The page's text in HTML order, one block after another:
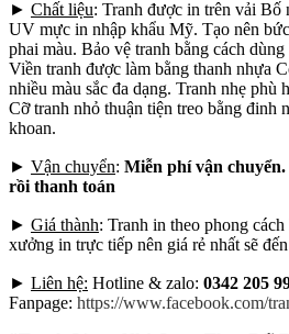
► Chất liệu: Tranh được in trên vải Bố
UV mực in nhập khẩu Mỹ. Tạo nên
phai màu. Bảo vệ tranh bằng cách
Viền tranh được làm bằng thanh nhựa
nhiều màu sắc đa dạng. Tranh nhẹ phù
Cỡ tranh nhỏ thuận tiện treo bằng đinh
khoan.
► Vận chuyển: Miễn phí vận
rồi thanh toán
► Giá thành: Tranh in theo phong
xưởng in trực tiếp nên giá rẻ nhất sẽ
► Liên hệ: Hotline & zalo: 0342 205
Fanpage: https://www.facebook.com/